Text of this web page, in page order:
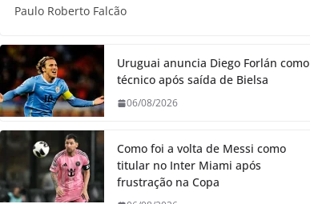
Paulo Roberto Falcão
Uruguai anuncia Diego Forlán como
técnico após saída de Bielsa
06/08/2026
Como foi a volta de Messi como
titular no Inter Miami após
frustração na Copa